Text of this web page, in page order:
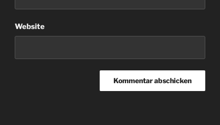
Website